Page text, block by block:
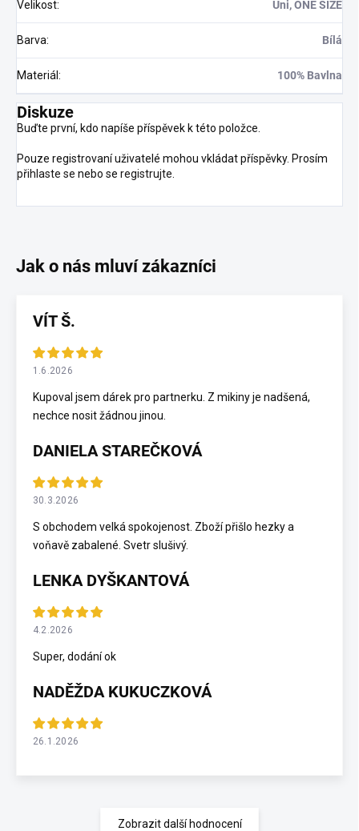
Velikost: Uni, ONE SIZE
Barva: Bílá
Materiál : 100% Bavlna
Diskuze
Buďte první, kdo napíše příspěvek k této položce.
Pouze registrovaní uživatelé mohou vkládat příspěvky. Prosím
přihlaste se nebo se registrujte
VÍT Š.
1.6.2026
Kupoval jsem dárek pro partnerku. Z mikiny je nadšená,
nechce nosit žádnou jinou.
DANIELA STAREČKOVÁ
30.3.2026
S obchodem velká spokojenost. Zboží přišlo hezky a
voňavě zabalené. Svetr slušivý.
LENKA DYŠKANTOVÁ
4.2.2026
Super, dodání ok
NADĚŽDA KUKUCZKOVÁ
26.1.2026
Zobrazit další hodnocení